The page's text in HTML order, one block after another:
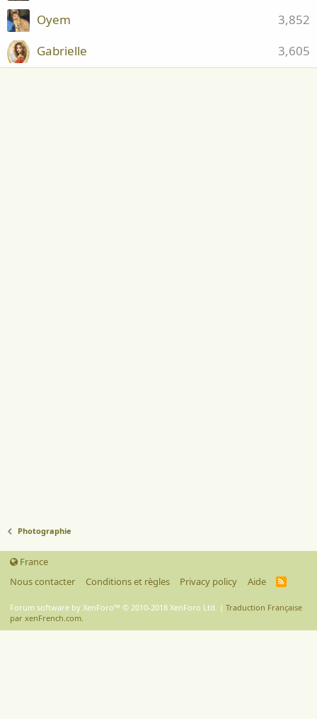
3,852
Oyem
3,605
Gabrielle
Photographie
France
Nous contacter
Conditions et règles Privacy policy Aide
R
S
Forum software by XenForo™ © 2010-2018 XenForo Ltd. | Traduction Française
par xenFrench.com.